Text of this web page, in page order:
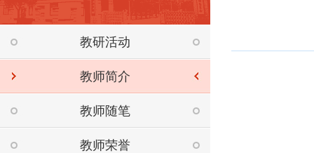
教研活动
教师简介
教师随笔
教师荣誉